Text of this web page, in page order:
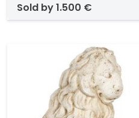
sold by1.500 €